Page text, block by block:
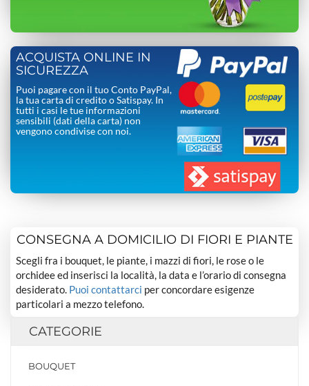
ACQUISTA ONLINE IN
SICUREZZA
Puoi pagare con il tuo Conto PayPal,
la tua carta di credito o Satispay. In
tutti i casi le tue informazioni
sensibili (dati della carta) non
vengono condivise con noi.
CONSEGNA A DOMICILIO DI FIORI E PIANTE
Scegli fra i bouquet, le piante, i mazzi di fiori, le rose o le
orchidee ed inserisci la località, la data e l’orario di consegna
desiderato. Puoi contattarci per concordare esigenze
particolari a mezzo telefono.
CATEGORIE
BOUQUET